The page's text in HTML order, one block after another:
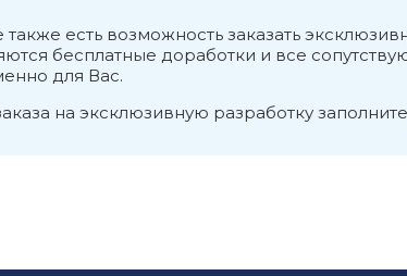
освобождаются от уплаты налогов по
есть возможность заказать
бесплатные доработки и все
для Вас.
на эксклюзивную разработку заполните